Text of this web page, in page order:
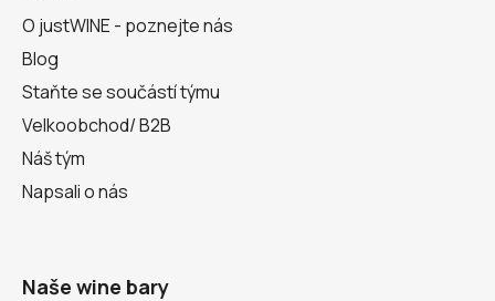
O justWINE - poznejte nás
Blog
Staňte se součástí týmu
Velkoobchod/ B2B
Náš tým
Napsali o nás
Naše wine bary